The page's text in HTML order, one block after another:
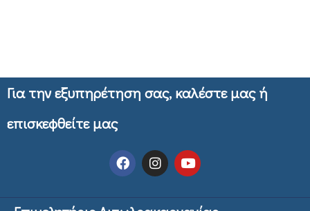
Για την εξυπηρέτηση σας, καλέστε μας ή
επισκεφθείτε μας